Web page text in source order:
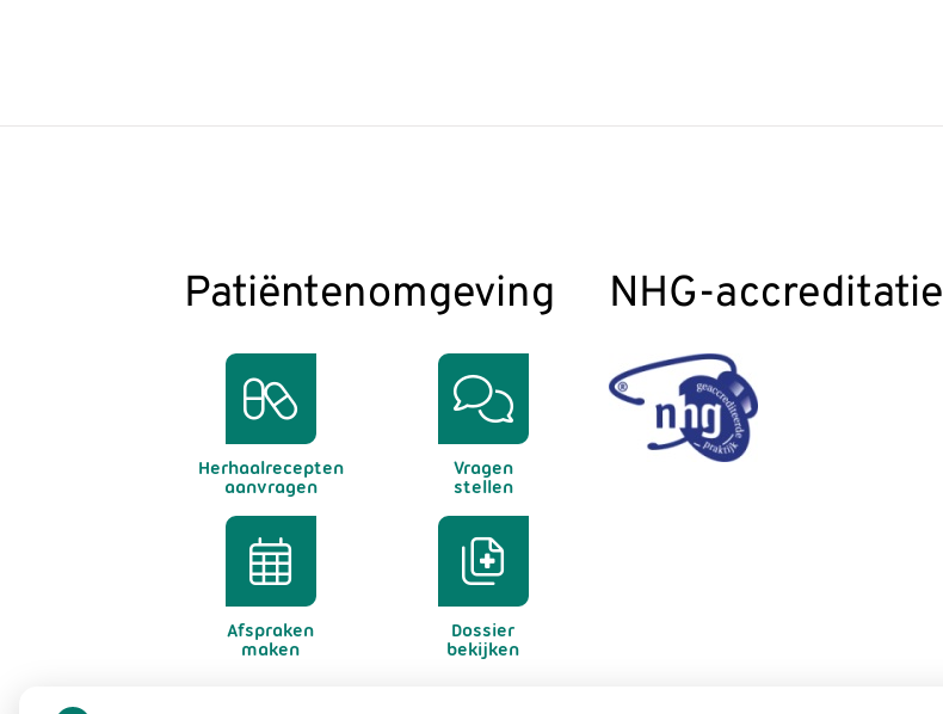
Patiëntenomgeving
Herhaalrecepten
aanvragen
Vragen
stellen
Afspraken
maken
Dossier
bekijken
NHG-accreditatie